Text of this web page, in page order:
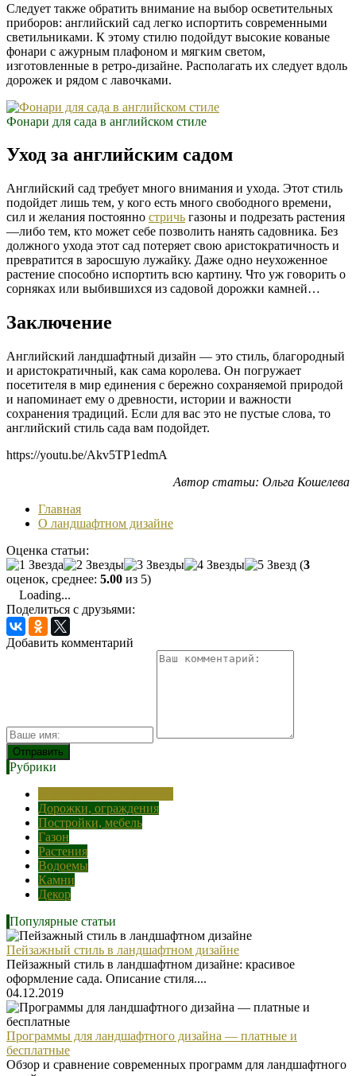
Следует также обратить внимание на выбор осветительных
приборов: английский сад легко испортить современными
светильниками. К этому стилю подойдут высокие кованые
фонари с ажурным плафоном и мягким светом,
изготовленные в ретро-дизайне. Располагать их следует вдоль
дорожек и рядом с лавочками.
Фонари для сада в английском стиле
Уход за английским садом
Английский сад требует много внимания и ухода. Этот стиль
подойдет лишь тем, у кого есть много свободного времени,
сил и желания постоянно стричь газоны и подрезать растения
—либо тем, кто может себе позволить нанять садовника. Без
должного ухода этот сад потеряет свою аристократичность и
превратится в заросшую лужайку. Даже одно неухоженное
растение способно испортить всю картину. Что уж говорить о
сорняках или выбившихся из садовой дорожки камней…
Заключение
Английский ландшафтный дизайн — это стиль, благородный
и аристократичный, как сама королева. Он погружает
посетителя в мир единения с бережно сохраняемой природой
и напоминает ему о древности, истории и важности
сохранения традиций. Если для вас это не пустые слова, то
английский стиль сада вам подойдет.
https://youtu.be/Akv5TP1edmA
Автор статьи: Ольга Кошелева
Главная
О ландшафтном дизайне
Оценка статьи:
(3
оценок, среднее: 5.00 из 5)
Loading...
Поделиться с друзьями:
Добавить комментарий
Рубрики
Дорожки, ограждения
Постройки, мебель
Газон
Растения
Водоемы
Камни
Декор
Популярные статьи
Пейзажный стиль в ландшафтном дизайне
Пейзажный стиль в ландшафтном дизайне: красивое
оформление сада. Описание стиля....
04.12.2019
Программы для ландшафтного дизайна — платные и
бесплатные
Обзор и сравнение современных программ для ландшафтного